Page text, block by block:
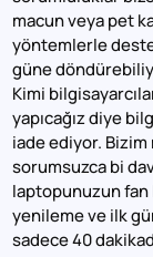
macun veya pet
yöntemlerle
güne
Kimi
yapıcağız diye
iade ediyor.
sorumsuzca bi
laptopunuzun fan
yenileme ve ilk
sadece 40